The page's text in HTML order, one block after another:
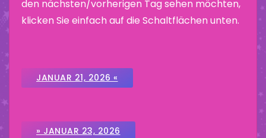
den nächsten/vorherigen Tag sehen möchten,
klicken Sie einfach auf die Schaltflächen unten.
JANUAR 21, 2026 «
» JANUAR 23, 2026